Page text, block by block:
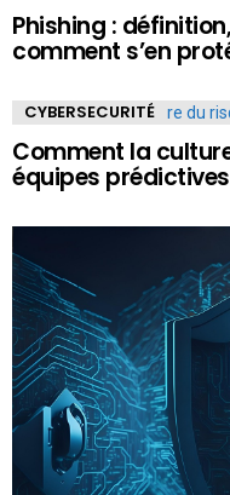
Phishing :
comment s’en
CYBERSECURITÉ
Comment la
équipes prédictives